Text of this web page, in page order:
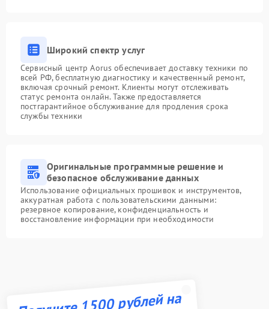
Широкий спектр услуг
Сервисный центр Aorus обеспечивает доставку техники по
всей РФ, бесплатную диагностику и качественный ремонт,
включая срочный ремонт. Клиенты могут отслеживать
статус ремонта онлайн. Также предоставляется
постгарантийное обслуживание для продления срока
службы техники
Оригинальные программные решение и
безопасное обслуживание данных
Использование официальных прошивок и инструментов,
аккуратная работа с пользовательскими данными:
резервное копирование, конфиденциальность и
восстановление информации при необходимости